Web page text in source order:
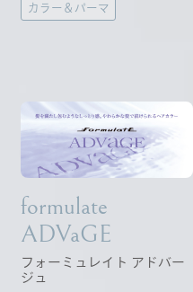
カラー＆パーマ
formulate
ADVaGE
フォーミュレイト アドバー
ジュ